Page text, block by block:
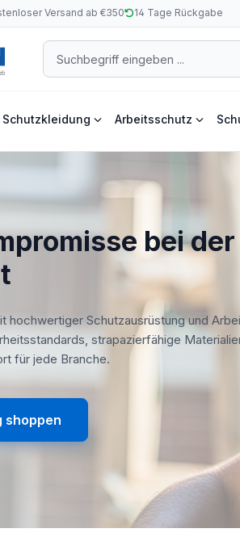
Versand ab €350 14 Tage Rückgabe
Schutzkleidung Arbeitsschutz
bei der
hochwertiger Schutzausrüstung und
strapazierfähige
für jede Branche.
shoppen